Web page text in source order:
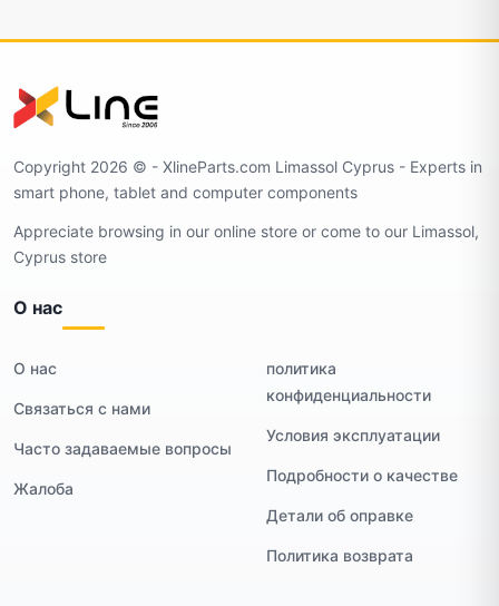
Copyright 2026 ©️ - XlineParts.com Limassol Cyprus - Experts in
smart phone, tablet and computer components
Appreciate browsing in our online store or come to our Limassol,
Cyprus store
О нас
О нас
Связаться с нами
Часто задаваемые вопросы
Жалоба
политика
конфиденциальности
Условия эксплуатации
Подробности о качестве
Детали об оправке
Политика возврата